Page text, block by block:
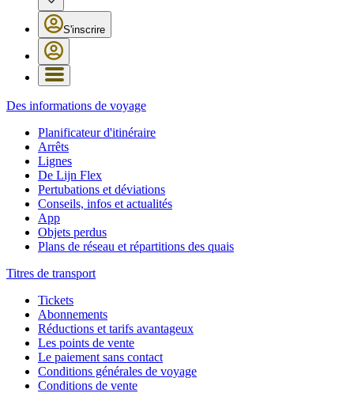
S'inscrire
Des informations de voyage
Planificateur d'itinéraire
Arrêts
Lignes
De Lijn Flex
Pertubations et déviations
Conseils, infos et actualités
App
Objets perdus
Plans de réseau et répartitions des quais
Titres de transport
Tickets
Abonnements
Réductions et tarifs avantageux
Les points de vente
Le paiement sans contact
Conditions générales de voyage
Conditions de vente